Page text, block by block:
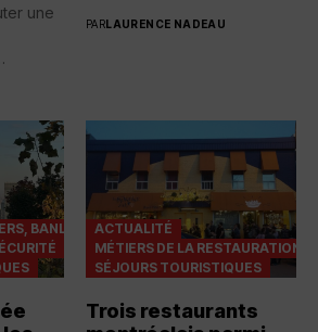
une
PARLAURENCE NADEAU
BANLIEUESACTUALITÉ
MÉTIERS DE LA RESTAURATION
SÉJOURS TOURISTIQUES
Trois restaurants